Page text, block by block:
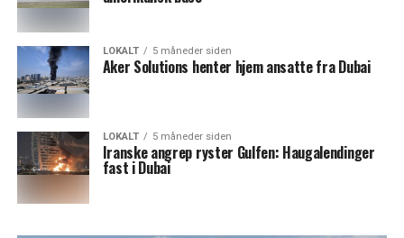
LOKALT 5 måneder siden
Aker Solutions henter hjem ansatte fra Dubai
LOKALT 5 måneder siden
Iranske angrep ryster Gulfen: Haugalendinger
fast i Dubai